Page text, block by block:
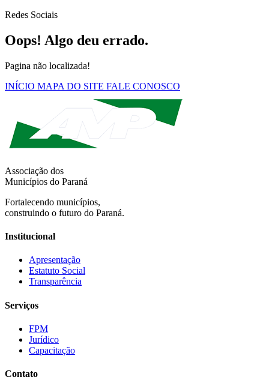
Redes Sociais
Oops! Algo deu errado.
Pagina não localizada!
INÍCIO MAPA DO SITE FALE CONOSCO
Associação dos
Municípios do Paraná
Fortalecendo municípios,
construindo o futuro do Paraná.
Institucional
Apresentação
Estatuto Social
Transparência
Serviços
FPM
Jurídico
Capacitação
Contato